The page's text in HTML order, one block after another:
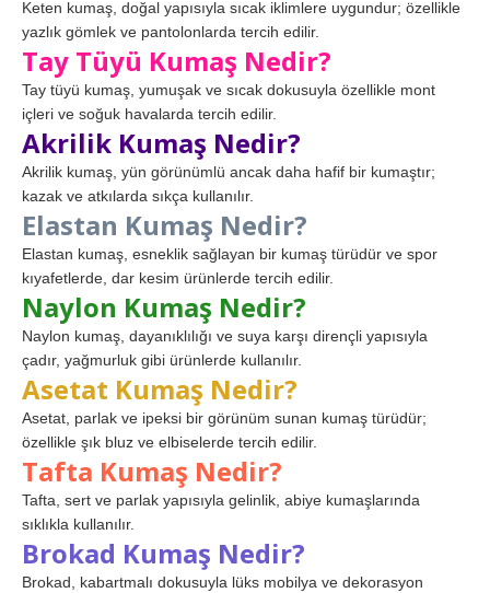
Keten kumaş, doğal yapısıyla sıcak iklimlere uygundur; özellikle
yazlık gömlek ve pantolonlarda tercih edilir.
Tay Tüyü Kumaş Nedir?
Tay tüyü kumaş, yumuşak ve sıcak dokusuyla özellikle mont
içleri ve soğuk havalarda tercih edilir.
Akrilik Kumaş Nedir?
Akrilik kumaş, yün görünümlü ancak daha hafif bir kumaştır;
kazak ve atkılarda sıkça kullanılır.
Elastan Kumaş Nedir?
Elastan kumaş, esneklik sağlayan bir kumaş türüdür ve spor
kıyafetlerde, dar kesim ürünlerde tercih edilir.
Naylon Kumaş Nedir?
Naylon kumaş, dayanıklılığı ve suya karşı dirençli yapısıyla
çadır, yağmurluk gibi ürünlerde kullanılır.
Asetat Kumaş Nedir?
Asetat, parlak ve ipeksi bir görünüm sunan kumaş türüdür;
özellikle şık bluz ve elbiselerde tercih edilir.
Tafta Kumaş Nedir?
Tafta, sert ve parlak yapısıyla gelinlik, abiye kumaşlarında
sıklıkla kullanılır.
Brokad Kumaş Nedir?
Brokad, kabartmalı dokusuyla lüks mobilya ve dekorasyon